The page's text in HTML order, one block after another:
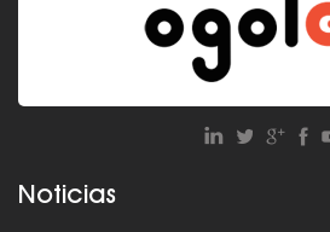
Noticias
· ¿Cuál es el asiento de seguridad
bebé? ¿Es siempre seguro el